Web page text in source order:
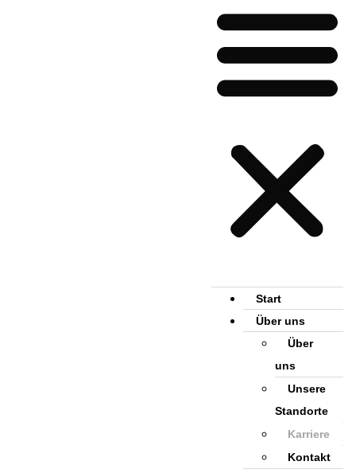
Start
Über uns
Über
uns
Unsere
Standorte
Karriere
Kontakt